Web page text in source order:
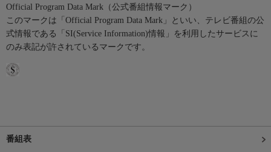
Official Program Data Mark（公式番組情報マーク）
このマークは「Official Program Data Mark」といい、テレビ番組の公
式情報である「SI(Service Information)情報」を利用したサービスに
のみ表記が許されているマークです。
番組表